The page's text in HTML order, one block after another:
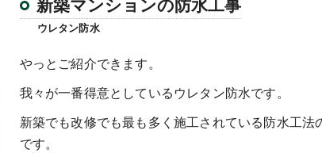
新築マンションの防水工事
ウレタン防水
やっとご紹介できます。
我々が一番得意としているウレタン防水です。
新築でも改修でも最も多く施工されている防水工法
です。